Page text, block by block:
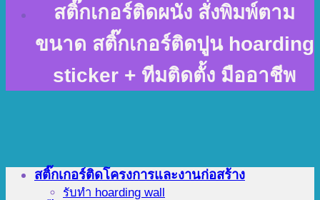
สติ๊กเกอร์ติดผนัง สั่งพิมพ์ตาม
ขนาด สติ๊กเกอร์ติดปูน hoarding
sticker + ทีมติดตั้ง มืออาชีพ
สติ๊กเกอร์ติดโครงการและงานก่อสร้าง
รับทำ hoarding wall